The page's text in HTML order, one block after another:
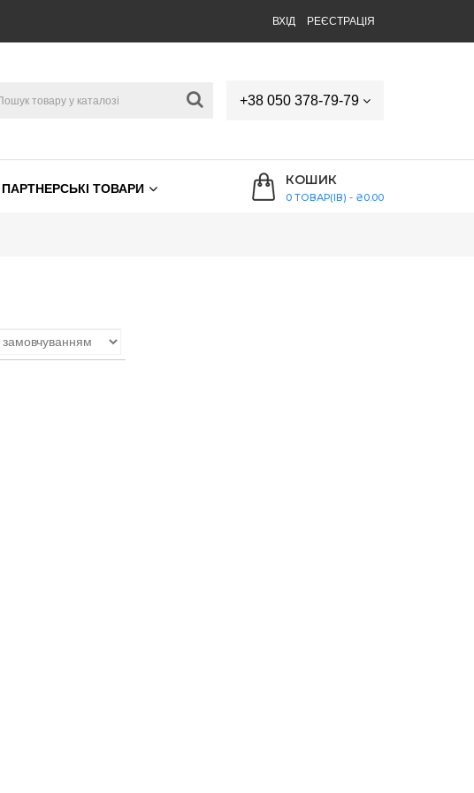
ВХІД РЕЄСТРАЦІЯ
+38 050 378-79-79
ПАРТНЕРСЬКІ ТОВАРИ
КОШИК
0 ТОВАР(ІВ) - ₴0.00